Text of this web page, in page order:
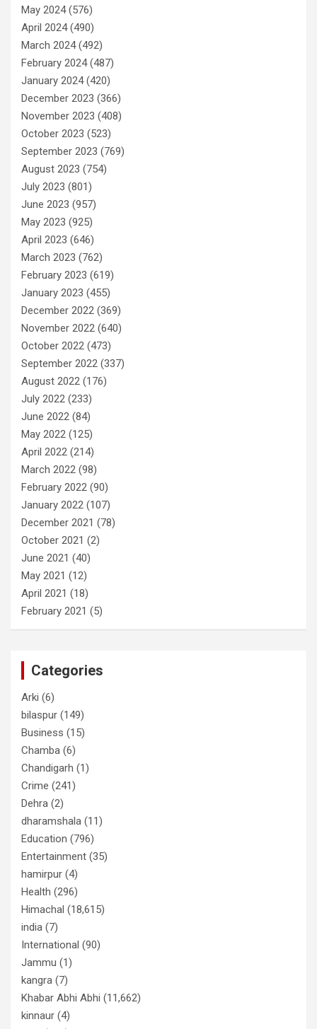
May 2024(576)
April 2024(490)
March 2024(492)
February 2024(487)
January 2024(420)
December 2023 (366)
November 2023 (408)
October 2023 (523)
September 2023 (769)
August 2023 (754)
July 2023 (801)
June 2023 (957)
May 2023 (925)
April 2023 (646)
March 2023 (762)
February 2023 (619)
January 2023 (455)
December 2022 (369)
November 2022 (640)
October 2022 (473)
September 2022 (337)
August 2022 (176)
July 2022 (233)
June 2022 (84)
May 2022 (125)
April 2022 (214)
March 2022 (98)
February 2022 (90)
January 2022 (107)
December 2021 (78)
October 2021 (2)
June 2021 (40)
May 2021 (12)
April 2021 (18)
February 2021 (5)
Categories
Arki (6)
bilaspur (149)
Business (15)
Chamba (6)
Chandigarh (1)
Crime (241)
Dehra (2)
dharamshala (11)
Education (796)
Entertainment (35)
hamirpur (4)
Health (296)
Himachal (18,615)
india (7)
International (90)
Jammu (1)
kangra (7)
Khabar Abhi Abhi (11,662)
kinnaur (4)